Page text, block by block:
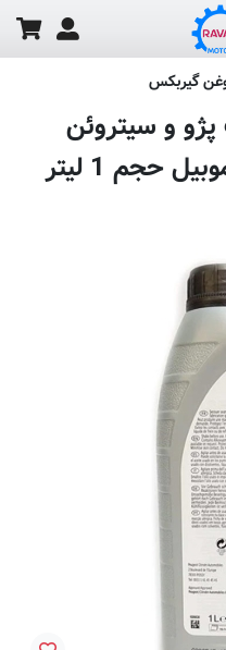
گیربکس
و سیتروئن
MOBIL ATF 4HP 20 موبیل حجم 1 لیتر